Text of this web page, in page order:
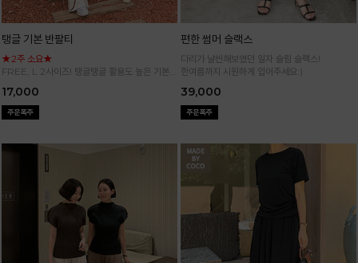
탱글 기본 반팔티
★2주 소요★
FREE, L 2사이즈! 탱글탱글 활용도 높은 기본
17,000
편한 썸머 슬랙스
다리가 날씬해보였던 일자 슬림 슬랙스!
한여름까지 시원하게 입어주세요:)
39,000